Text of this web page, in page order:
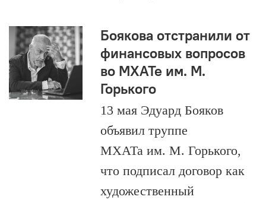
Боякова отстранили от
финансовых вопросов
во МХАТе им. М.
Горького
13 мая Эдуард Бояков
объявил труппе
МХАТа им. М. Горького,
что подписал договор как
художественный